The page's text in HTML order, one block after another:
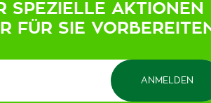
SPEZIELLE AKTIONEN
FÜR SIE